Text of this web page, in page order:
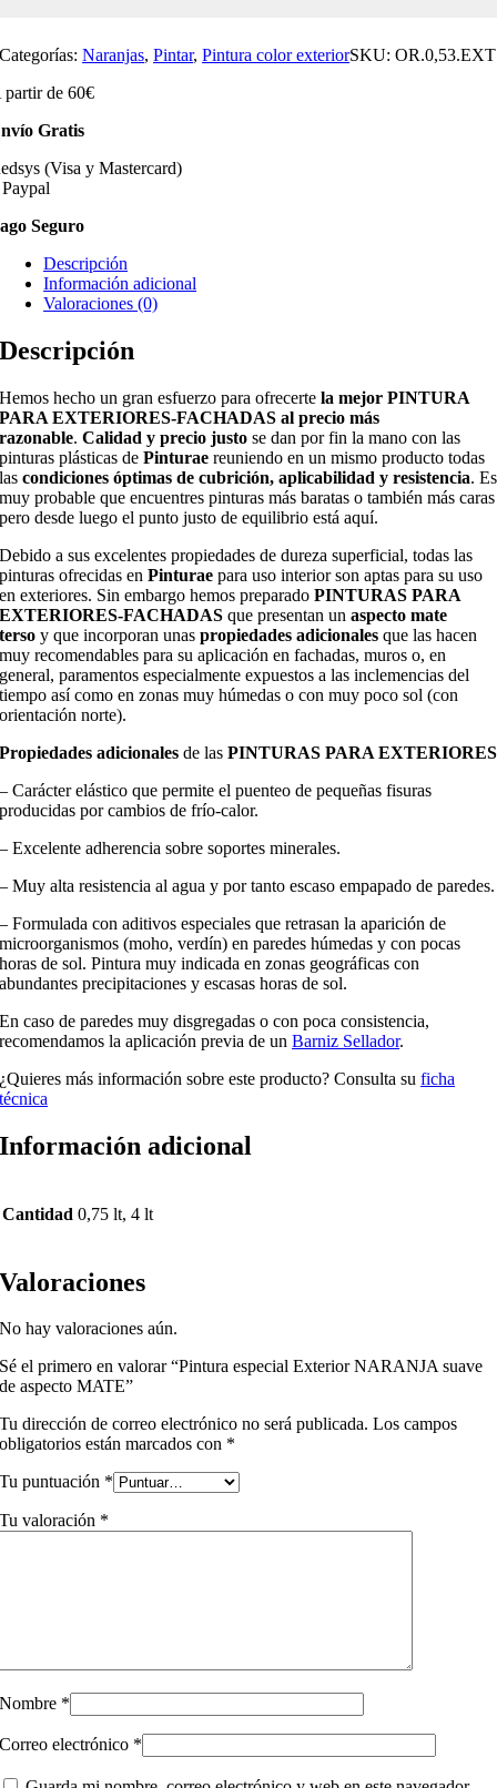
Categorías:Naranjas,Pintar,Pintura color exteriorSKU:OR.0,53.EXT
partir de 60€
Gratis
(Visa y Mastercard)
Seguro
Descripción
Información adicional
Valoraciones (0)
Descripción
Hemos hecho un gran esfuerzo para ofrecertela mejor PINTURA
PARA EXTERIORES-FACHADAS al precio más
razonable. Calidad y precio justo se dan por fin la mano con las
pinturas plásticas dePinturae reuniendo en un mismo producto todas
lascondiciones óptimas de cubrición, aplicabilidad y resistencia. Es
muy probable que encuentres pinturas más baratas o también más caras
pero desde luego el punto justo de equilibrio está aquí.
Debido a sus excelentes propiedades de dureza superficial, todas las
pinturas ofrecidas enPinturae para uso interior son aptas para su uso
en exteriores. Sin embargo hemos preparadoPINTURAS PARA
EXTERIORES-FACHADASque presentan unaspecto mate
terso y que incorporan unaspropiedades adicionales que las hacen
muy recomendables para su aplicación en fachadas, muros o, en
general, paramentos especialmente expuestos a las inclemencias del
tiempo así como en zonas muy húmedas o con muy poco sol (con
orientación norte).
Propiedades adicionales de lasPINTURAS PARA EXTERIORES
– Carácter elástico que permite el puenteo de pequeñas fisuras
producidas por cambios de frío-calor.
– Excelente adherencia sobre soportes minerales.
– Muy alta resistencia al agua y por tanto escaso empapado de paredes.
– Formulada con aditivos especiales que retrasan la aparición de
microorganismos (moho, verdín) en paredes húmedas y con pocas
horas de sol. Pintura muy indicada en zonas geográficas con
abundantes precipitaciones y escasas horas de sol.
En caso de paredes muy disgregadas o con poca consistencia,
recomendamos la aplicación previa de unBarniz Sellador.
¿Quieres más información sobre este producto? Consulta suficha
técnica
Información adicional
Cantidad 0,75 lt, 4 lt
Valoraciones
No hay valoraciones aún.
Sé el primero en valorar “Pintura especial Exterior NARANJA suave
de aspecto MATE”
Tu dirección de correo electrónico no será publicada. Los campos
obligatorios están marcados con *
Tu puntuación *
Tu valoración *
Nombre *
Correo electrónico *